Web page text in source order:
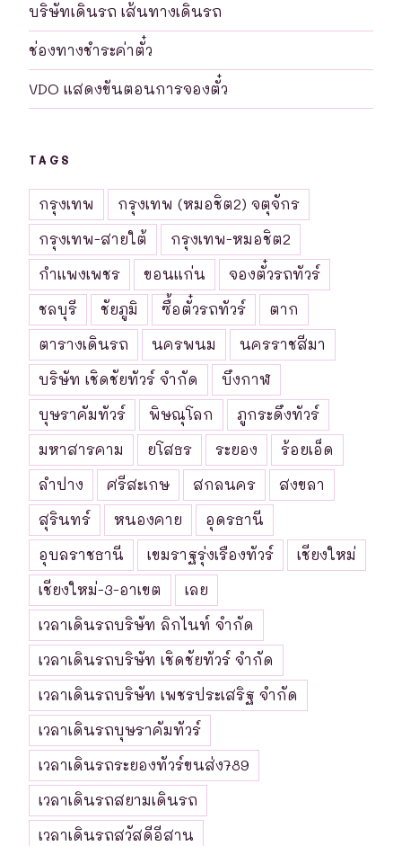
บริษัทเดินรถ เส้นทางเดินรถ
ช่องทางชำระค่าตั๋ว
VDO แสดงขันตอนการจองตั๋ว
TAGS
กรุงเทพ
กรุงเทพ (หมอชิต2) จตุจักร
กรุงเทพ-สายใต้
กรุงเทพ-หมอชิต2
กำแพงเพชร
ขอนแก่น
จองตั๋วรถทัวร์
ชลบุรี
ชัยภูมิ ซื้อตั๋วรถทัวร์
ตาก
ตารางเดินรถ
นครพนม
นครราชสีมา
บริษัท เชิดชัยทัวร์ จำกัด
บึงกาฬ
บุษราคัมทัวร์
พิษณุโลก
ภูกระดึงทัวร์
มหาสารคาม
ยโสธร ระยอง
ร้อยเอ็ด
ลำปาง
ศรีสะเกษ สกลนคร
สงขลา
สุรินทร์
หนองคาย
อุดรธานี
อุบลราชธานี
เขมราฐรุ่งเรืองทัวร์
เชียงใหม่
เชียงใหม่-3-อาเขต
เลย
เวลาเดินรถบริษัท ลิกไนท์ จำกัด
เวลาเดินรถบริษัท เชิดชัยทัวร์ จำกัด
เวลาเดินรถบริษัท เพชรประเสริฐ จำกัด
เวลาเดินรถบุษราคัมทัวร์
เวลาเดินรถระยองทัวร์ขนส่ง789
เวลาเดินรถสยามเดินรถ
เวลาเดินรถสวัสดีอีสาน